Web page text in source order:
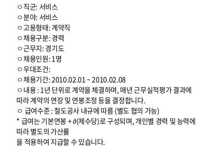
ㅇ직군: 서비스
ㅇ분야: 서비스
ㅇ고용형태: 계약직
ㅇ채용구분: 경력
ㅇ근무지: 경기도
ㅇ채용인원: 1명
ㅇ우대조건:
ㅇ채용기간: 2010.02.01 ~ 2010.02.08
ㅇ내용 : 1년 단위로 계약을 체결하며, 매년 근무실적평가 결과에
따라 계약의 연장 및 연봉조정 등을 결정합니다.
ㅇ 급여수준 : 철도공사 내규에 따름 (별도 협의 가능)
* 급여는 기본연봉 + ∂(제수당)로 구성되며, 개인별 경력 및 능력에
따라 별도의 가산률
을 적용하여 지급할 수 있습니다.